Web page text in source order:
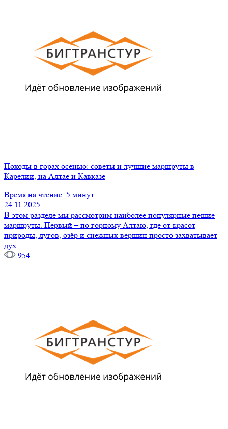
Походы в горах осенью: советы и лучшие маршруты в
Карелии, на Алтае и Кавказе
Время на чтение: 5 минут
24.11.2025
В этом разделе мы рассмотрим наиболее популярные пешие
маршруты. Первый – по горному Алтаю, где от красот
природы, лугов, озёр и снежных вершин просто захватывает
дух
954